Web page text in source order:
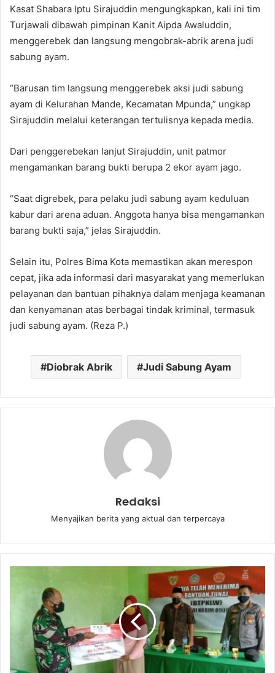
Kasat Shabara Iptu Sirajuddin mengungkapkan, kali ini tim
Turjawali dibawah pimpinan Kanit Aipda Awaluddin,
menggerebek dan langsung mengobrak-abrik arena judi
sabung ayam.
“Barusan tim langsung menggerebek aksi judi sabung
ayam di Kelurahan Mande, Kecamatan Mpunda,” ungkap
Sirajuddin melalui keterangan tertulisnya kepada media.
Dari penggerebekan lanjut Sirajuddin, unit patmor
mengamankan barang bukti berupa 2 ekor ayam jago.
“Saat digrebek, para pelaku judi sabung ayam keduluan
kabur dari arena aduan. Anggota hanya bisa mengamankan
barang bukti saja,” jelas Sirajuddin.
Selain itu, Polres Bima Kota memastikan akan merespon
cepat, jika ada informasi dari masyarakat yang memerlukan
pelayanan dan bantuan pihaknya dalam menjaga keamanan
dan kenyamanan atas berbagai tindak kriminal, termasuk
judi sabung ayam. (Reza P.)
Diobrak Abrik Judi Sabung Ayam
Redaksi
Menyajikan berita yang aktual dan terpercaya